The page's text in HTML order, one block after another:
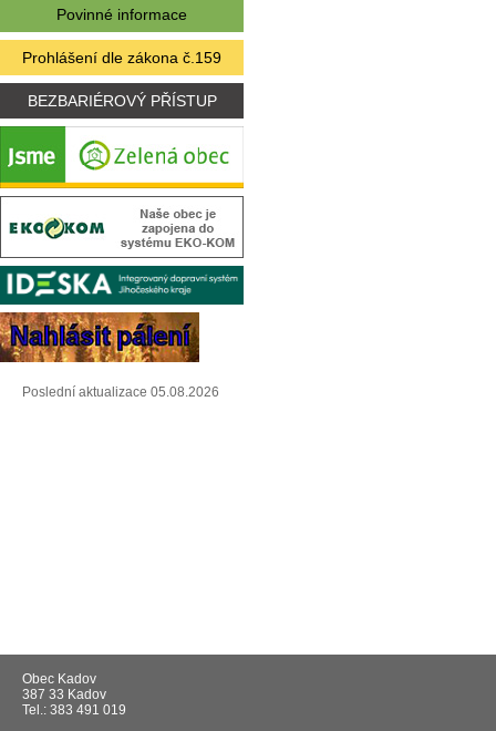
Povinné informace
Prohlášení dle zákona č.159
BEZBARIÉROVÝ PŘÍSTUP
Poslední aktualizace 05.08.2026
Obec Kadov
387 33 Kadov
Tel.: 383 491 019